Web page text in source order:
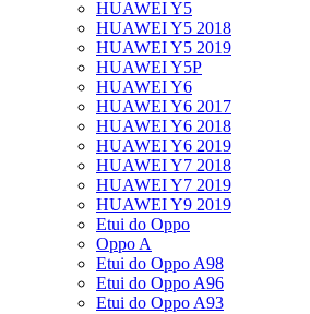
HUAWEI Y5
HUAWEI Y5 2018
HUAWEI Y5 2019
HUAWEI Y5P
HUAWEI Y6
HUAWEI Y6 2017
HUAWEI Y6 2018
HUAWEI Y6 2019
HUAWEI Y7 2018
HUAWEI Y7 2019
HUAWEI Y9 2019
Etui do Oppo
Oppo A
Etui do Oppo A98
Etui do Oppo A96
Etui do Oppo A93